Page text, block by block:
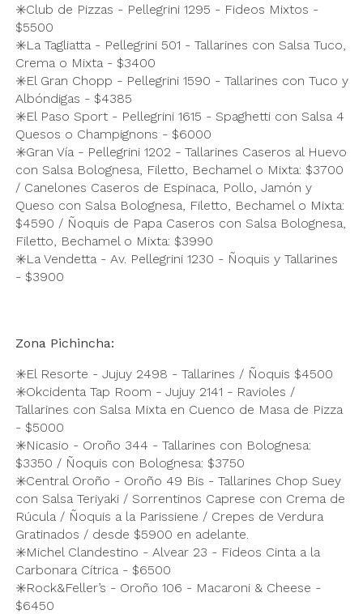
✳️Club de Pizzas - Pellegrini 1295 - Fideos Mixtos -
$5500
✳️La Tagliatta - Pellegrini 501 - Tallarines con Salsa Tuco,
Crema o Mixta - $3400
✳️El Gran Chopp - Pellegrini 1590 - Tallarines con Tuco y
Albóndigas - $4385
✳️El Paso Sport - Pellegrini 1615 - Spaghetti con Salsa 4
Quesos o Champignons - $6000
✳️Gran Vía - Pellegrini 1202 - Tallarines Caseros al Huevo
con Salsa Bolognesa, Filetto, Bechamel o Mixta: $3700
/ Canelones Caseros de Espinaca, Pollo, Jamón y
Queso con Salsa Bolognesa, Filetto, Bechamel o Mixta:
$4590 / Ñoquis de Papa Caseros con Salsa Bolognesa,
Filetto, Bechamel o Mixta: $3990
✳️La Vendetta - Av. Pellegrini 1230 - Ñoquis y Tallarines
- $3900
Zona Pichincha:
✳️El Resorte - Jujuy 2498 - Tallarines / Ñoquis $4500
✳️Okcidenta Tap Room - Jujuy 2141 - Ravioles /
Tallarines con Salsa Mixta en Cuenco de Masa de Pizza
- $5000
✳️Nicasio - Oroño 344 - Tallarines con Bolognesa:
$3350 / Ñoquis con Bolognesa: $3750
✳️Central Oroño - Oroño 49 Bis - Tallarines Chop Suey
con Salsa Teriyaki / Sorrentinos Caprese con Crema de
Rúcula / Ñoquis a la Parissiene / Crepes de Verdura
Gratinados / desde $5900 en adelante.
✳️Michel Clandestino - Alvear 23 - Fideos Cinta a la
Carbonara Cítrica - $6500
✳️Rock&Feller’s - Oroño 106 - Macaroni & Cheese -
$6450